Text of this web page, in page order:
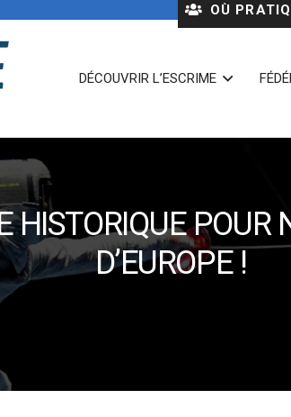
OÙ
DÉCOUVRIR L’ESCRIME
HISTORIQUE
D’EUROPE !